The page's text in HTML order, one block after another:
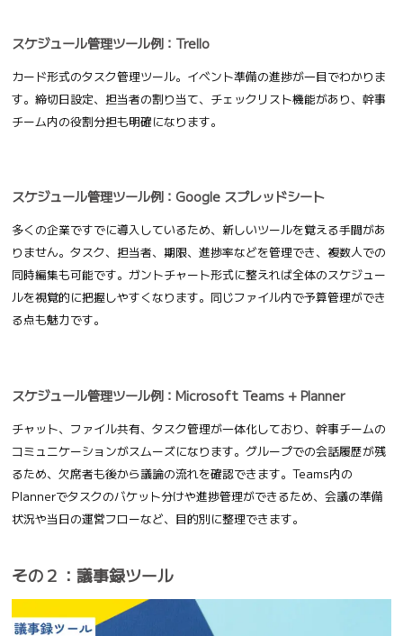
スケジュール管理ツール例：Trello
カード形式のタスク管理ツール。イベント準備の進捗が一目でわかりま
す。締切日設定、担当者の割り当て、チェックリスト機能があり、幹事
チーム内の役割分担も明確になります。
スケジュール管理ツール例：Google スプレッドシート
多くの企業ですでに導入しているため、新しいツールを覚える手間があ
りません。タスク、担当者、期限、進捗率などを管理でき、複数人での
同時編集も可能です。ガントチャート形式に整えれば全体のスケジュー
ルを視覚的に把握しやすくなります。同じファイル内で予算管理ができ
る点も魅力です。
スケジュール管理ツール例：Microsoft Teams + Planner
チャット、ファイル共有、タスク管理が一体化しており、幹事チームの
コミュニケーションがスムーズになります。グループでの会話履歴が残
るため、欠席者も後から議論の流れを確認できます。Teams内の
Plannerでタスクのバケット分けや進捗管理ができるため、会議の準備
状況や当日の運営フローなど、目的別に整理できます。
その２：議事録ツール